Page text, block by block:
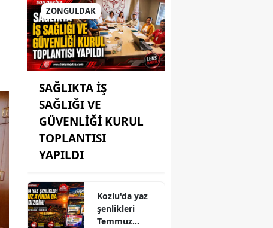
ZONGULDAK
SAĞLIKTA İŞ
SAĞLIĞI VE
GÜVENLİĞİ KURUL
TOPLANTISI
YAPILDI
Kozlu'da yaz
şenlikleri
Temmuz